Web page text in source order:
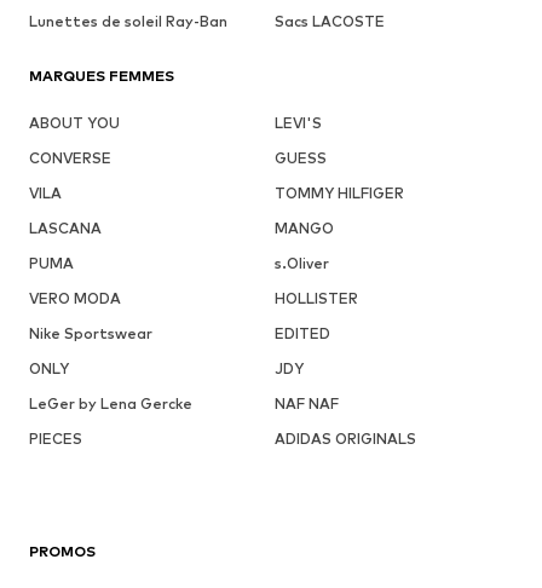
Lunettes de soleil Ray-Ban
Sacs LACOSTE
MARQUES FEMMES
ABOUT YOU
LEVI'S
CONVERSE
GUESS
VILA
TOMMY HILFIGER
LASCANA
MANGO
PUMA
s.Oliver
VERO MODA
HOLLISTER
Nike Sportswear
EDITED
ONLY
JDY
LeGer by Lena Gercke
NAF NAF
PIECES
ADIDAS ORIGINALS
PROMOS